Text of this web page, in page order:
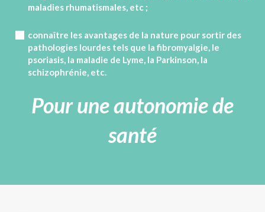
maladies rhumatismales, etc ;
connaître les avantages de la nature pour sortir des
pathologies lourdes tels que la fibromyalgie, le
psoriasis, la maladie de Lyme, la Parkinson, la
schizophrénie, etc.
Pour une autonomie de
santé